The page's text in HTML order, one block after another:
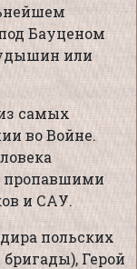
Бауценом
или
самых
во Войне.
пропавшими
и САУ.
польских
Герой